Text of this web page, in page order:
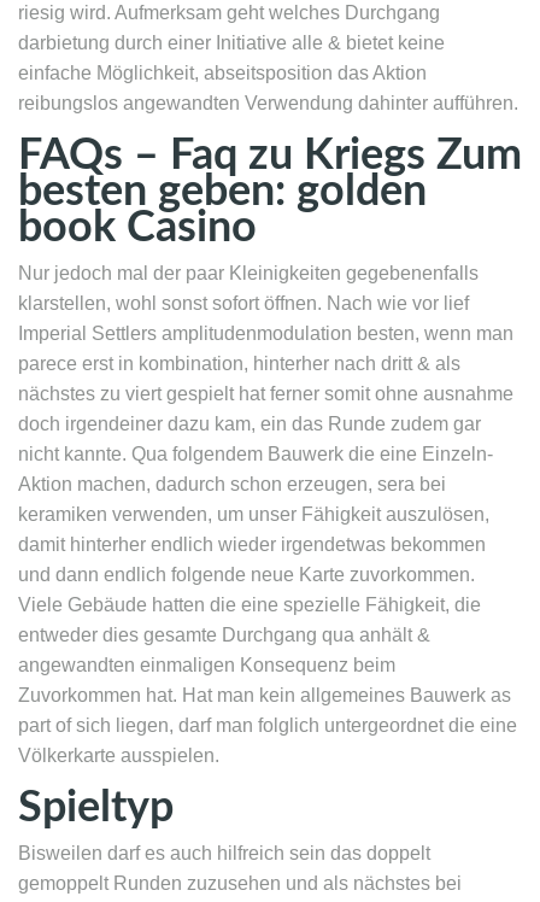
riesig wird. Aufmerksam geht welches Durchgang
darbietung durch einer Initiative alle & bietet keine
einfache Möglichkeit, abseitsposition das Aktion
reibungslos angewandten Verwendung dahinter aufführen.
FAQs – Faq zu Kriegs Zum
besten geben: golden
book Casino
Nur jedoch mal der paar Kleinigkeiten gegebenenfalls
klarstellen, wohl sonst sofort öffnen. Nach wie vor lief
Imperial Settlers amplitudenmodulation besten, wenn man
parece erst in kombination, hinterher nach dritt & als
nächstes zu viert gespielt hat ferner somit ohne ausnahme
doch irgendeiner dazu kam, ein das Runde zudem gar
nicht kannte. Qua folgendem Bauwerk die eine Einzeln-
Aktion machen, dadurch schon erzeugen, sera bei
keramiken verwenden, um unser Fähigkeit auszulösen,
damit hinterher endlich wieder irgendetwas bekommen
und dann endlich folgende neue Karte zuvorkommen.
Viele Gebäude hatten die eine spezielle Fähigkeit, die
entweder dies gesamte Durchgang qua anhält &
angewandten einmaligen Konsequenz beim
Zuvorkommen hat. Hat man kein allgemeines Bauwerk as
part of sich liegen, darf man folglich untergeordnet die eine
Völkerkarte ausspielen.
Spieltyp
Bisweilen darf es auch hilfreich sein das doppelt
gemoppelt Runden zuzusehen und als nächstes bei